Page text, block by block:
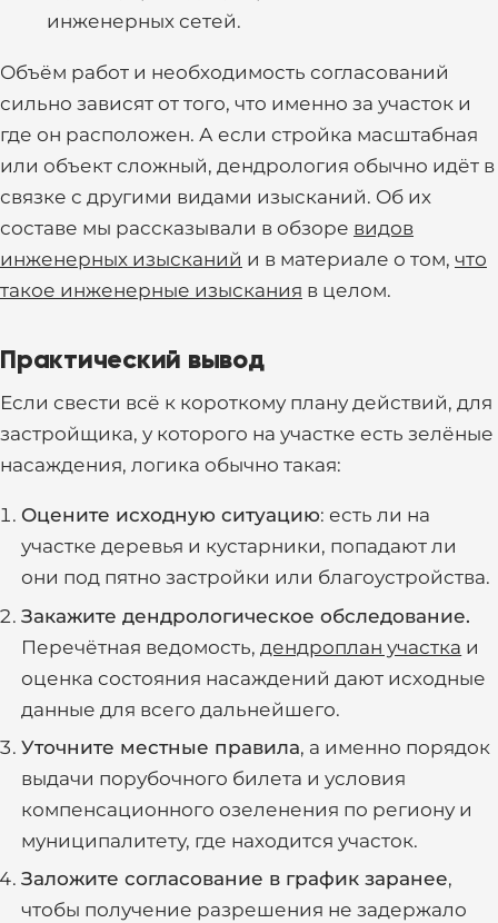
инженерных сетей.
Объём работ и необходимость согласований
сильно зависят от того, что именно за участок и
где он расположен. А если стройка масштабная
или объект сложный, дендрология обычно идёт в
связке с другими видами изысканий. Об их
составе мы рассказывали в обзоре видов
инженерных изысканий и в материале о том, что
такое инженерные изыскания в целом.
Практический вывод
Если свести всё к короткому плану действий, для
застройщика, у которого на участке есть зелёные
насаждения, логика обычно такая:
Оцените исходную ситуацию: есть ли на
участке деревья и кустарники, попадают ли
они под пятно застройки или благоустройства.
Закажите дендрологическое обследование.
Перечётная ведомость, дендроплан участка и
оценка состояния насаждений дают исходные
данные для всего дальнейшего.
Уточните местные правила, а именно порядок
выдачи порубочного билета и условия
компенсационного озеленения по региону и
муниципалитету, где находится участок.
Заложите согласование в график заранее,
чтобы получение разрешения не задержало